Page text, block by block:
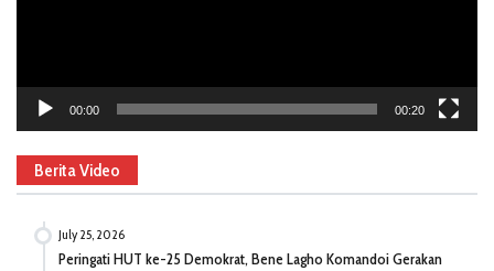
00:00 00:20
Berita Video
July 25, 2026
Peringati HUT ke-25 Demokrat, Bene Lagho Komandoi Gerakan